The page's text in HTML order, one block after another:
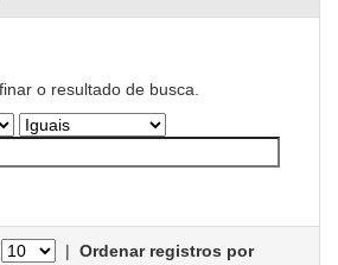
o resultado de busca.
| Ordenar registros por